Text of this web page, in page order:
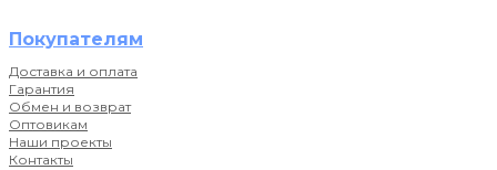
Покупателям
Доставка и оплата
Гарантия
Обмен и возврат
Оптовикам
Наши проекты
Контакты